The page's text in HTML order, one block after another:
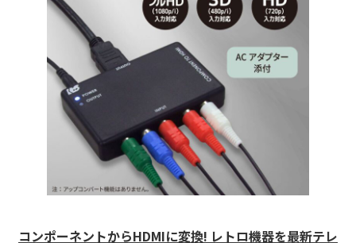
コンポーネントからHDMIに変換! レトロ機器を最新テレ